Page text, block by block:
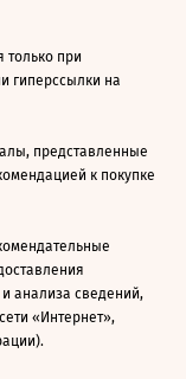
только при
гиперссылки на
представленные
к покупке
анализа сведений,
«Интернет»,